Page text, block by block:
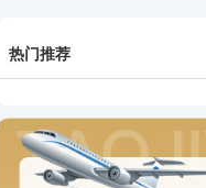
热门推荐